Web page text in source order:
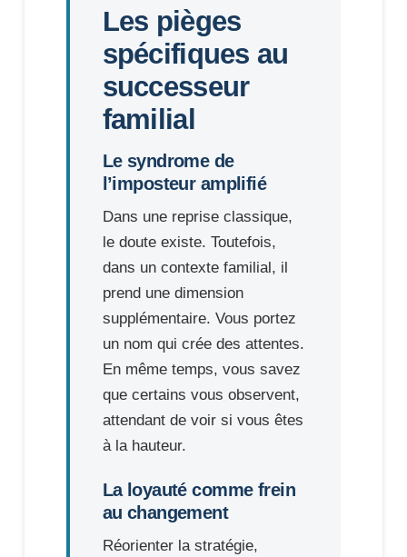
Les pièges
spécifiques au
successeur
familial
Le syndrome de
l’imposteur amplifié
Dans une reprise classique,
le doute existe. Toutefois,
dans un contexte familial, il
prend une dimension
supplémentaire. Vous portez
un nom qui crée des attentes.
En même temps, vous savez
que certains vous observent,
attendant de voir si vous êtes
à la hauteur.
La loyauté comme frein
au changement
Réorienter la stratégie,